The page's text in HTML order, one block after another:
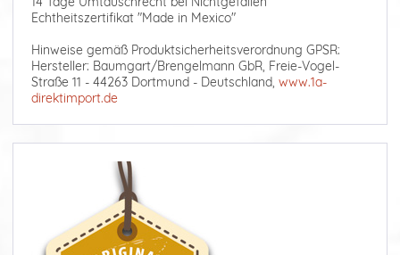
Echtheitszertifikat "Made in Mexico"
Hinweise gemäß Produktsicherheitsverordnung GPSR:
Hersteller: Baumgart/Brengelmann GbR, Freie-Vogel-
Straße 11 - 44263 Dortmund - Deutschland, www.1a-
direktimport.de